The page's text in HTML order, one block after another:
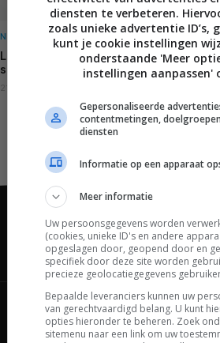
NIEUWS
LG 2023 oled tv line-up –
specificaties, modellen en prijzen
21 APRIL 2023
De laatste
Channels
diensten te verbeteren.
zoals unieke advertentie ID’s,
kunt je cookie instellingen
onderstaande 'Meer
instellingen aanpassen'
Gepersonaliseerde
contentmetingen,
diensten
Informatie op een apparaat
Meer informatie
Uw persoonsgegevens worden
(cookies, unieke ID's en andere
opgeslagen door, geopend door en
specifiek door deze site worden
precieze geolocatiegegevens
Bepaalde leveranciers kunnen uw
van gerechtvaardigd belang. U kunt
opties hieronder te beheren. Zoek
sitemenu naar een link om uw